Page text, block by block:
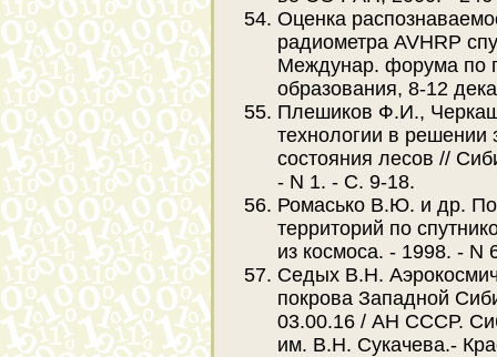
Оценка
радиометра AVHRP
Междунар. форума по
образования, 8-12
Плешиков Ф.И.,
технологии в решении
состояния лесов //
- N 1. - С. 9-18.
Ромасько В.Ю. и др.
территорий по
из космоса. - 1998. - N
Седых В.Н.
покрова Западной
03.00.16 / АН СССР.
им. В.Н. Сукачева.-